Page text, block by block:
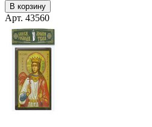
В корзину
Арт. 43560